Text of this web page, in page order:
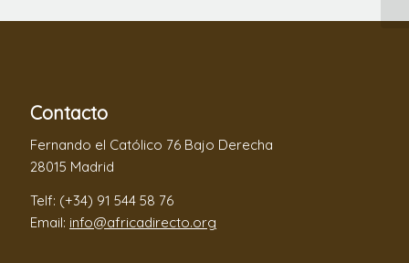
Contacto
Fernando el Católico 76 Bajo Derecha
28015 Madrid
Telf: (+34) 91 544 58 76
Email: info@africadirecto.org